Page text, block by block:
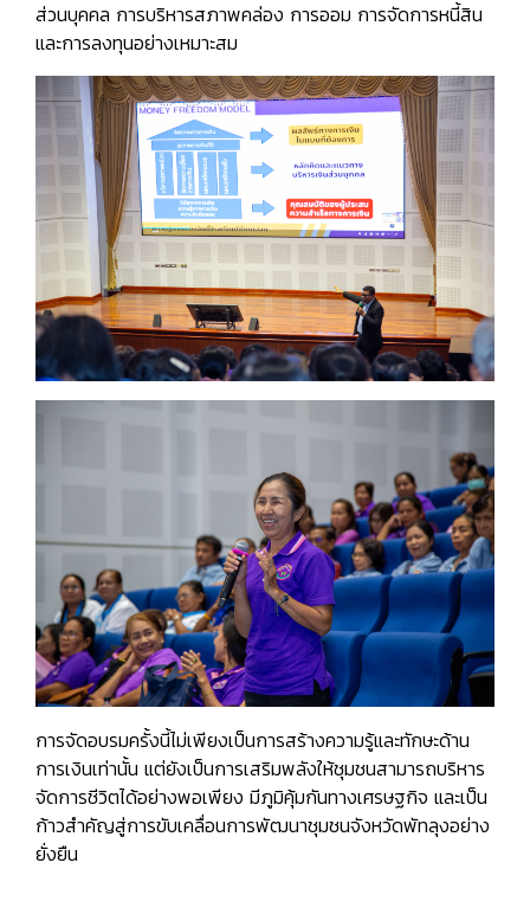
ส่วนบุคคล การบริหารสภาพคล่อง การออม การจัดการหนี้สิน
และการลงทุนอย่างเหมาะสม
การจัดอบรมครั้งนี้ไม่เพียงเป็นการสร้างความรู้และทักษะด้าน
การเงินเท่านั้น แต่ยังเป็นการเสริมพลังให้ชุมชนสามารถบริหาร
จัดการชีวิตได้อย่างพอเพียง มีภูมิคุ้มกันทางเศรษฐกิจ และเป็น
ก้าวสำคัญสู่การขับเคลื่อนการพัฒนาชุมชนจังหวัดพัทลุงอย่าง
ยั่งยืน